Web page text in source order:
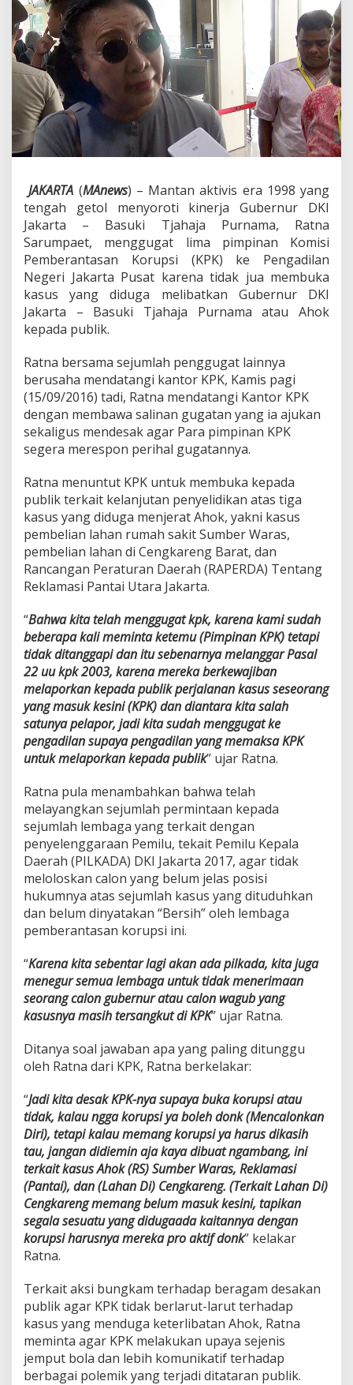
p
a
e
t
T
k
a
i
t
h
o
,
K
P
K
B
e
r
a
y
a
M
e
n
g
u
u
r
-
U
l
u
r
W
k
u
JAKARTA (MAnews) – Mantan aktivis era 1998 yang
tengah getol menyoroti kinerja Gubernur DKI
Jakarta – Basuki Tjahaja Purnama, Ratna
Sarumpaet, menggugat lima pimpinan Komisi
Pemberantasan Korupsi (KPK) ke Pengadilan
Negeri Jakarta Pusat karena tidak jua membuka
kasus yang diduga melibatkan Gubernur DKI
Jakarta – Basuki Tjahaja Purnama atau Ahok
kepada publik.
Ratna bersama sejumlah penggugat lainnya
berusaha mendatangi kantor KPK, Kamis pagi
(15/09/2016) tadi, Ratna mendatangi Kantor KPK
dengan membawa salinan gugatan yang ia ajukan
sekaligus mendesak agar Para pimpinan KPK
segera merespon perihal gugatannya.
Ratna menuntut KPK untuk membuka kepada
publik terkait kelanjutan penyelidikan atas tiga
kasus yang diduga menjerat Ahok, yakni kasus
pembelian lahan rumah sakit Sumber Waras,
pembelian lahan di Cengkareng Barat, dan
Rancangan Peraturan Daerah (RAPERDA) Tentang
Reklamasi Pantai Utara Jakarta.
“Bahwa kita telah menggugat kpk, karena kami sudah
beberapa kali meminta ketemu (Pimpinan KPK) tetapi
tidak ditanggapi dan itu sebenarnya melanggar Pasal
22 uu kpk 2003, karena mereka berkewajiban
melaporkan kepada publik perjalanan kasus seseorang
yang masuk kesini (KPK) dan diantara kita salah
satunya pelapor, jadi kita sudah menggugat ke
pengadilan supaya pengadilan yang memaksa KPK
untuk melaporkan kepada publik” ujar Ratna.
Ratna pula menambahkan bahwa telah
melayangkan sejumlah permintaan kepada
sejumlah lembaga yang terkait dengan
penyelenggaraan Pemilu, tekait Pemilu Kepala
Daerah (PILKADA) DKI Jakarta 2017, agar tidak
meloloskan calon yang belum jelas posisi
hukumnya atas sejumlah kasus yang dituduhkan
dan belum dinyatakan “Bersih” oleh lembaga
pemberantasan korupsi ini.
“Karena kita sebentar lagi akan ada pilkada, kita juga
menegur semua lembaga untuk tidak menerimaan
seorang calon gubernur atau calon wagub yang
kasusnya masih tersangkut di KPK” ujar Ratna.
Ditanya soal jawaban apa yang paling ditunggu
oleh Ratna dari KPK, Ratna berkelakar:
“Jadi kita desak KPK-nya supaya buka korupsi atau
tidak, kalau ngga korupsi ya boleh donk (Mencalonkan
Diri), tetapi kalau memang korupsi ya harus dikasih
tau, jangan didiemin aja kaya dibuat ngambang, ini
terkait kasus Ahok (RS) Sumber Waras, Reklamasi
(Pantai), dan (Lahan Di) Cengkareng. (Terkait Lahan Di)
Cengkareng memang belum masuk kesini, tapikan
segala sesuatu yang didugaada kaitannya dengan
korupsi harusnya mereka pro aktif donk” kelakar
Ratna.
Terkait aksi bungkam terhadap beragam desakan
publik agar KPK tidak berlarut-larut terhadap
kasus yang menduga keterlibatan Ahok, Ratna
meminta agar KPK melakukan upaya sejenis
jemput bola dan lebih komunikatif terhadap
berbagai polemik yang terjadi ditataran publik.